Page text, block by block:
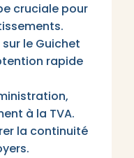
cruciale pour
le Guichet
rapide
à la TVA.
la continuité